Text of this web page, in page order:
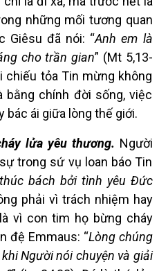
những mối tương quan
Giêsu đã nói: “Anh em là
cho trần gian” (Mt 5,13-
chiếu tỏa Tin mừng không
bằng chính đời sống, việc
bác ái giữa lòng thế giới.
lửa yêu thương. Người
trong sứ vụ loan báo Tin
thúc bách bởi tình yêu Đức
phải vì trách nhiệm hay
vì con tim họ bừng cháy
đệ Emmaus: “Lòng chúng
Người nói chuyện và giải